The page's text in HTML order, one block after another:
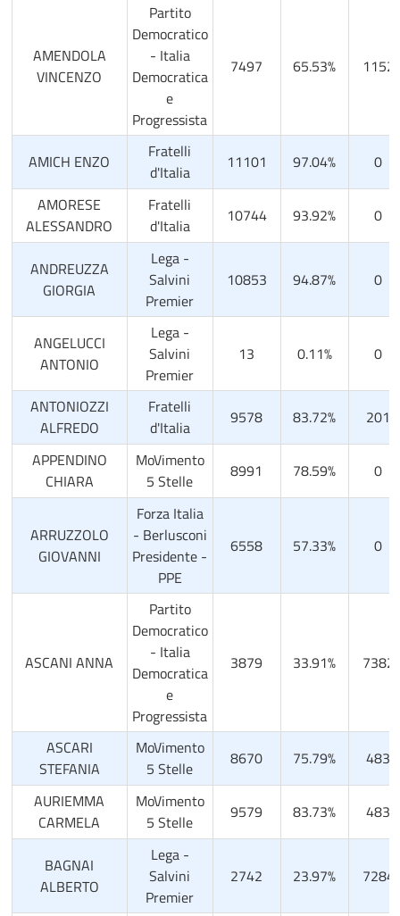
AMENDOLA
VINCENZO
Partito
Democratico
- Italia
Democratica
e
Progressista
7497 65.53% 1152
AMICH ENZO
Fratelli
d'Italia
11101 97.04%
0
AMORESE
ALESSANDRO
Fratelli
d'Italia
10744 93.92% 0
ANDREUZZA
GIORGIA
Lega -
Salvini
Premier
10853 94.87% 0
ANGELUCCI
ANTONIO
Lega -
Salvini
Premier
13 0.11% 0
ANTONIOZZI
ALFREDO
Fratelli
d'Italia
9578 83.72%
201
APPENDINO
CHIARA
MoVimento
5 Stelle
8991 78.59% 0
ARRUZZOLO
GIOVANNI
Forza Italia
- Berlusconi
Presidente -
PPE
6558 57.33% 0
ASCANI ANNA
Partito
Democratico
- Italia
Democratica
e
Progressista
3879 33.91% 7382
ASCARI
STEFANIA
MoVimento
5 Stelle
8670 75.79%
483
AURIEMMA
CARMELA
MoVimento
5 Stelle
9579 83.73% 483
BAGNAI
ALBERTO
Lega -
Salvini
Premier
2742 23.97% 7284